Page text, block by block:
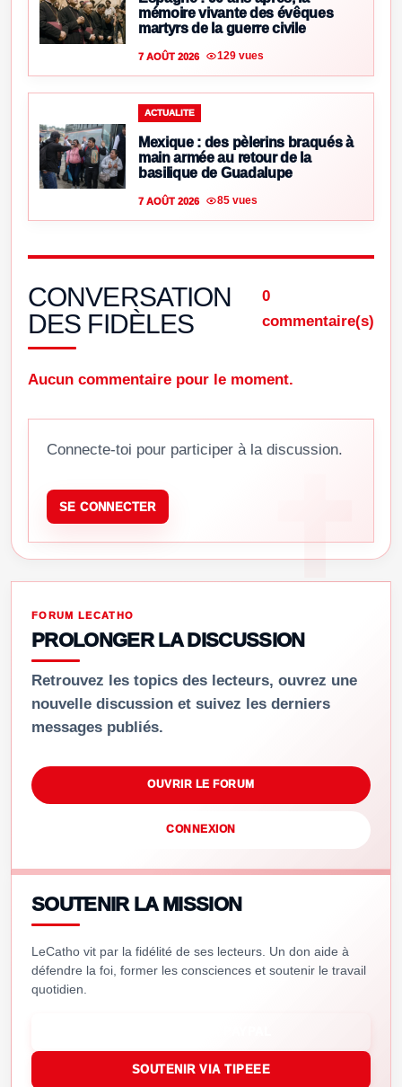
mémoire vivante des évêques
martyrs de la guerre civile
7 AOÛT 2026 129 vues
ACTUALITE
Mexique : des pèlerins braqués à
main armée au retour de la
basilique de Guadalupe
7 AOÛT 2026 85 vues
CONVERSATION
DES FIDÈLES
0
commentaire(s)
Aucun commentaire pour le moment.
Connecte-toi pour participer à la discussion.
SE CONNECTER
FORUM LECATHO
PROLONGER LA DISCUSSION
Retrouvez les topics des lecteurs, ouvrez une
nouvelle discussion et suivez les derniers
messages publiés.
OUVRIR LE FORUM
CONNEXION
SOUTENIR LA MISSION
LeCatho vit par la fidélité de ses lecteurs. Un don aide à
défendre la foi, former les consciences et soutenir le travail
quotidien.
SOUTENIR VIA TIPEEE